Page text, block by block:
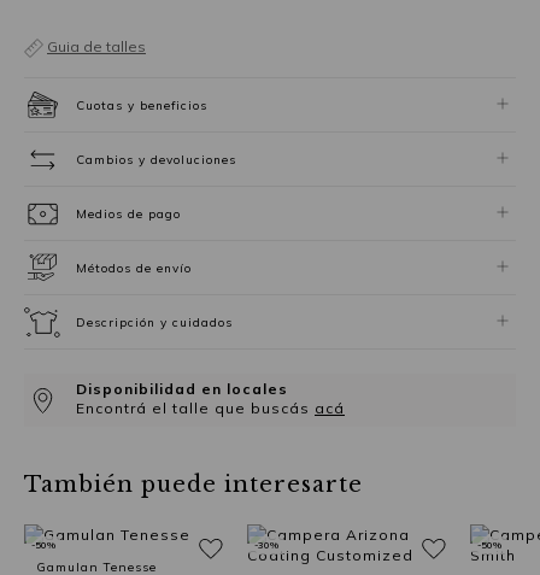
Guia de talles
Cuotas y beneficios
Cambios y devoluciones
Medios de pago
Métodos de envío
Descripción y cuidados
Disponibilidad en locales
Encontrá el talle que buscás acá
También puede interesarte
Gamulan Tenesse
-50% -30% -50%